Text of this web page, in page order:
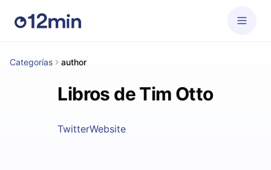
Categorías author
Libros de Tim Otto
TwitterWebsite